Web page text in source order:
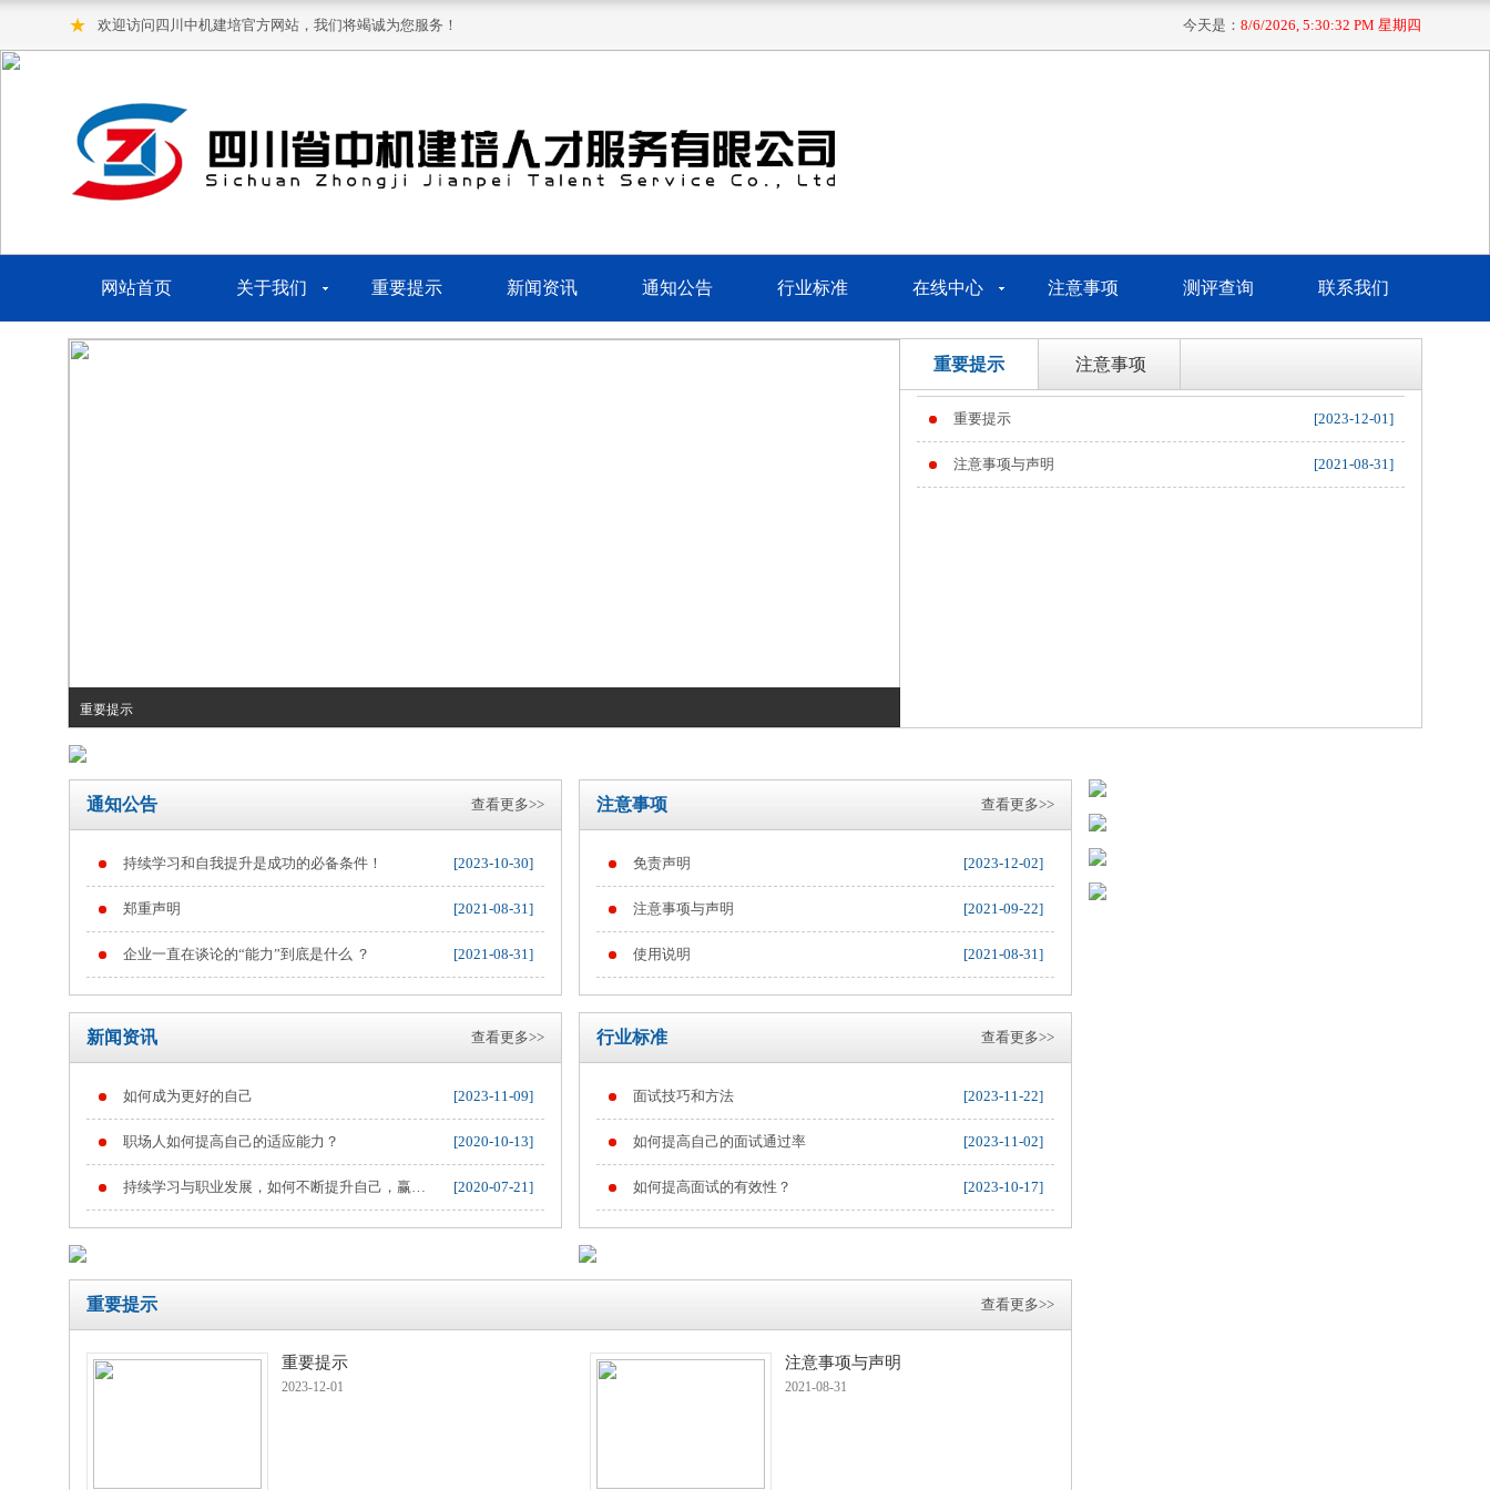
★ 欢迎访问四川中机建培官方网站，我们将竭诚为您服务！ 今天是： 8/6/2026, 5:30:32 PM 星期四
网站首页 关于我们 重要提示 新闻资讯 通知公告 行业标准 在线中心 注意事项 测评查询 联系我们
重要提示
重要提示
重要提示 注意事项
重要提示 [2023-12-01]
注意事项与声明 [2021-08-31]
通知公告 查看更多>>
持续学习和自我提升是成功的必备条件！ [2023-10-30]
郑重声明 [2021-08-31]
企业一直在谈论的“能力”到底是什么 ？ [2021-08-31]
注意事项 查看更多>>
免责声明 [2023-12-02]
注意事项与声明 [2021-09-22]
使用说明 [2021-08-31]
新闻资讯 查看更多>>
如何成为更好的自己 [2023-11-09]
职场人如何提高自己的适应能力？ [2020-10-13]
持续学习与职业发展，如何不断提升自己，赢得
职业竞争
[2020-07-21]
行业标准 查看更多>>
面试技巧和方法 [2023-11-22]
如何提高自己的面试通过率 [2023-11-02]
如何提高面试的有效性？ [2023-10-17]
重要提示 查看更多>>
重要提示
2023-12-01
注意事项与声明
2021-08-31